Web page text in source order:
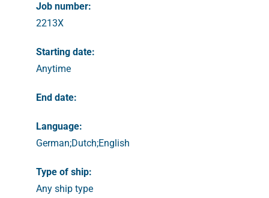
Job number:
2213X
Starting date:
Anytime
End date:
Language:
German;Dutch;English
Type of ship:
Any ship type